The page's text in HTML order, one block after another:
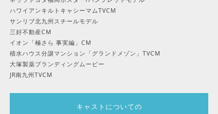
ハワイアンキルトキャシーマムTVCM
サンリブ北九州スチールモデル
三好不動産CM
イオン「極さら 事実編」CM
積水ハウス分譲マンション「グランドメゾン」TVCM
大塚製薬ブランディングムービー
JR南九州TVCM
キャストについての